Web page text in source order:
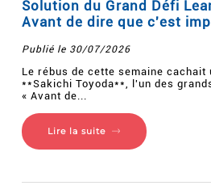
Solution du Grand Défi
Avant de dire que c'est
Publié le 30/07/2026
Le rébus de cette semaine cachait
**Sakichi Toyoda**, l'un des
« Avant de...
Lire la suite